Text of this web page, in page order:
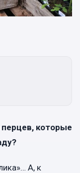
которые
А, к